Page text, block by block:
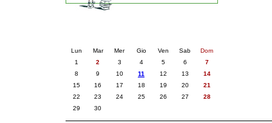
Lun Mar Mer Gio Ven Sab
Dom
1
2 3 4 5 6
7
8
9 10 11 12 13
14
15
16 17 18 19 20
21
22
23 24 25 26 27
28
29
30